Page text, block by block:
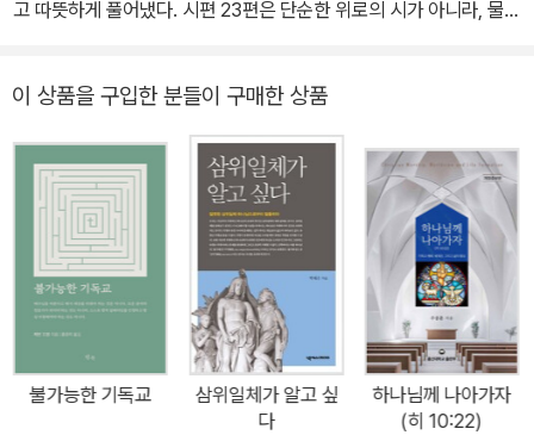
고 따뜻하게 풀어냈다. 시편 23편은 단순한 위로의 시가 아니라, 물질
시편은 분명히 말한다. 그분과 함께 걷지 않는 길에는 영혼의 회복이
없다고. 지금이야말로 집으로 돌아갈 때이다. 고개를 들어 내가 얼마
나 멀리 떠나왔는지 바라볼 때이며, 다시 함께 걸어가기를 기다리고
계신 목자와 마주할 시간이다. 누군가에게 마음을 털어놓고, 그저 셀
수 없이 오랜 시간 그래왔듯이 예수님과 함께 걷는 그 길을 계속 걸어
가야 할 때이다. 깊은 신학적 통찰과 따뜻한 목회자의 시선이 어우러
진 이 책은, 삶의 어둠 한복판에서도 우리를 결코 홀로 두지 않으시는
선한 목자 예수님을 더욱 가까이 만나도록 인도한다. 시편 23편, 그
익숙한 말씀의 낯선 깊이로 들어가다 그리스도인이 아니어도 누구나
한 번쯤 들어봤을 시편 23편. 하지만 이 짧은 여섯 절에 담긴 신학적
이 상품을 구입한 분들이 구매한 상품
불가능한 기독교
삼위일체가 알고 싶
다
하나님께 나아가자
(히 10:22)